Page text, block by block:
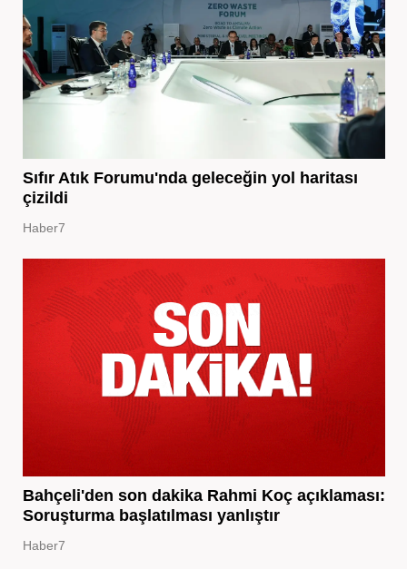
Sıfır Atık Forumu'nda geleceğin yol haritası
çizildi
Haber7
Bahçeli'den son dakika Rahmi Koç açıklaması:
Soruşturma başlatılması yanlıştır
Haber7